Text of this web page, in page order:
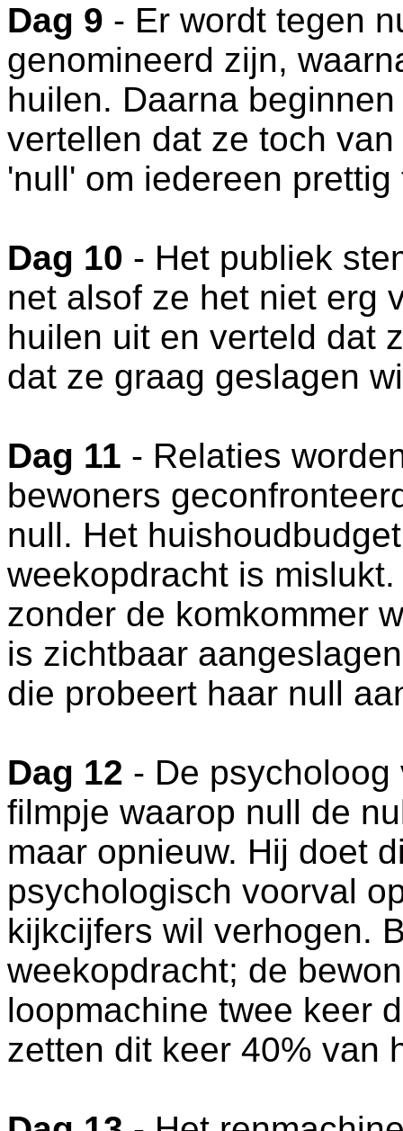
Dag 9 - Er wordt tegen
genomineerd zijn,
huilen. Daarna
vertellen dat ze toch
'null' om iedereen
Dag 10 - Het publiek
net alsof ze het niet erg
huilen uit en verteld dat
dat ze graag geslagen
Dag 11 - Relaties
bewoners
null. Het
weekopdracht is
zonder de komkommer
is zichtbaar
die probeert haar null
Dag 12 - De
filmpje waarop null de
maar opnieuw. Hij doet
psychologisch voorval
kijkcijfers wil verhogen.
weekopdracht; de
loopmachine twee keer
zetten dit keer 40% van